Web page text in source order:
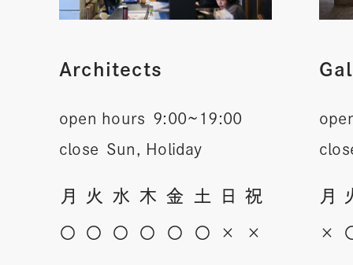
Architects
open hours 9:00~19:00
close Sun, Holiday
月 火 水 木 金 土 日 祝
〇 〇 〇 〇 〇 〇 × ×
月
×